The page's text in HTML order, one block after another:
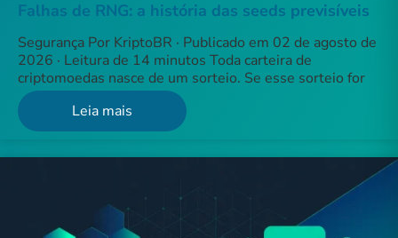
Falhas de RNG: a história das seeds previsíveis
Segurança Por KriptoBR · Publicado em 02 de agosto de
2026 · Leitura de 14 minutos Toda carteira de
criptomoedas nasce de um sorteio. Se esse sorteio for
Leia mais